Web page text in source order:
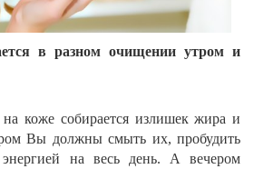
в разном очищении утром и
коже собирается излишек жира и
Вы должны смыть их, пробудить
на весь день. А вечером